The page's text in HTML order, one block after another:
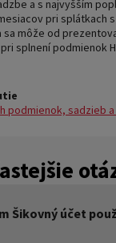
a s najvyšším
pri splátkach
sa môže od
splnení podmienok
podmienok, sadzieb
Šikovný účet